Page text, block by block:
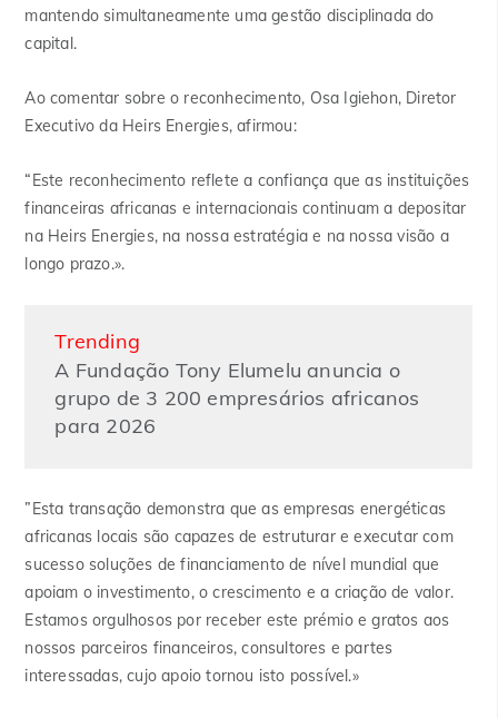
mantendo simultaneamente uma gestão disciplinada do
capital.
Ao comentar sobre o reconhecimento, Osa Igiehon, Diretor
Executivo da Heirs Energies, afirmou:
“Este reconhecimento reflete a confiança que as instituições
financeiras africanas e internacionais continuam a depositar
na Heirs Energies, na nossa estratégia e na nossa visão a
longo prazo.».
Trending
A Fundação Tony Elumelu anuncia o
grupo de 3 200 empresários africanos
para 2026
”Esta transação demonstra que as empresas energéticas
africanas locais são capazes de estruturar e executar com
sucesso soluções de financiamento de nível mundial que
apoiam o investimento, o crescimento e a criação de valor.
Estamos orgulhosos por receber este prémio e gratos aos
nossos parceiros financeiros, consultores e partes
interessadas, cujo apoio tornou isto possível.»